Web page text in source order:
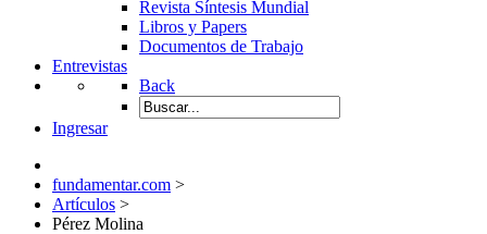
Revista Síntesis Mundial
Libros y Papers
Documentos de Trabajo
Entrevistas
Back
Ingresar
fundamentar.com >
Artículos >
Pérez Molina